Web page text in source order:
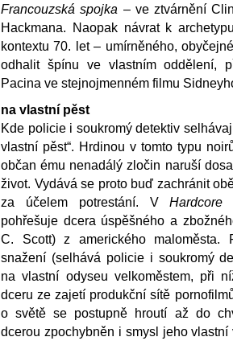
Francouzská spojka – ve ztvárnění
Hackmana. Naopak návrat k
kontextu 70. let – umírněného,
odhalit špínu ve vlastním oddělení,
Pacina ve stejnojmenném filmu
na vlastní pěst
Kde policie i soukromý detektiv
vlastní pěst“. Hrdinou v tomto typu
občan ému nenadálý zločin naruší
život. Vydává se proto buď zachránit
za účelem potrestání. VHardcore
pohřešuje dcera úspěšného a
C. Scott) z amerického maloměsta.
snažení (selhává policie i soukromý
na vlastní odyseu velkoměstem, při
dceru ze zajetí produkční sítě
o světě se postupně hroutí až do
dcerou zpochybněn i smysl jeho vlastní